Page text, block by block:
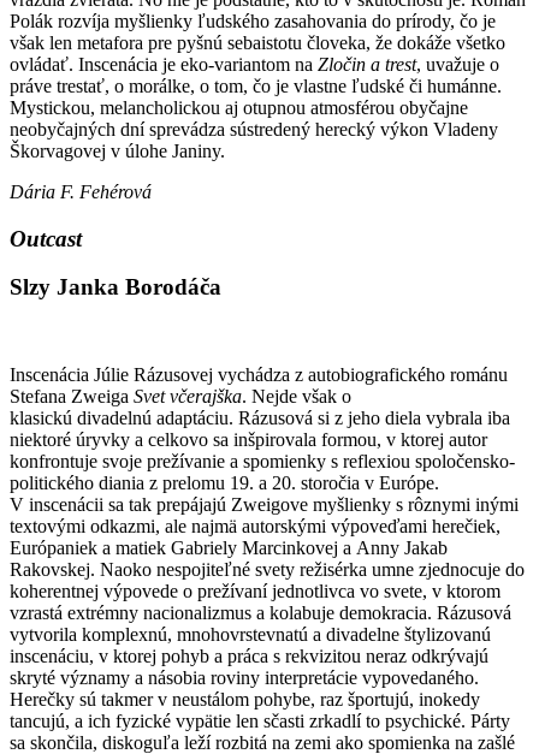
Polák rozvíja myšlienky ľudského zasahovania do prírody, čo je
však len metafora pre pyšnú sebaistotu človeka, že dokáže všetko
ovládať. Inscenácia je eko-variantom na Zločin a trest, uvažuje o
práve trestať, o morálke, o tom, čo je vlastne ľudské či humánne.
Mystickou, melancholickou aj otupnou atmosférou obyčajne
neobyčajných dní sprevádza sústredený herecký výkon Vladeny
Škorvagovej v úlohe Janiny.
Dária F. Fehérová
Outcast
Slzy Janka Borodáča
Inscenácia Júlie Rázusovej vychádza z autobiografického románu
Stefana Zweiga Svet včerajška. Nejde však o
klasickú divadelnú adaptáciu. Rázusová si z jeho diela vybrala iba
niektoré úryvky a celkovo sa inšpirovala formou, v ktorej autor
konfrontuje svoje prežívanie a spomienky s reflexiou spoločensko-
politického diania z prelomu 19. a 20. storočia v Európe.
V inscenácii sa tak prepájajú Zweigove myšlienky s rôznymi inými
textovými odkazmi, ale najmä autorskými výpoveďami herečiek,
Európaniek a matiek Gabriely Marcinkovej a Anny Jakab
Rakovskej. Naoko nespojiteľné svety režisérka umne zjednocuje do
koherentnej výpovede o prežívaní jednotlivca vo svete, v ktorom
vzrastá extrémny nacionalizmus a kolabuje demokracia. Rázusová
vytvorila komplexnú, mnohovrstevnatú a divadelne štylizovanú
inscenáciu, v ktorej pohyb a práca s rekvizitou neraz odkrývajú
skryté významy a násobia roviny interpretácie vypovedaného.
Herečky sú takmer v neustálom pohybe, raz športujú, inokedy
tancujú, a ich fyzické vypätie len sčasti zrkadlí to psychické. Párty
sa skončila, diskoguľa leží rozbitá na zemi ako spomienka na zašlé